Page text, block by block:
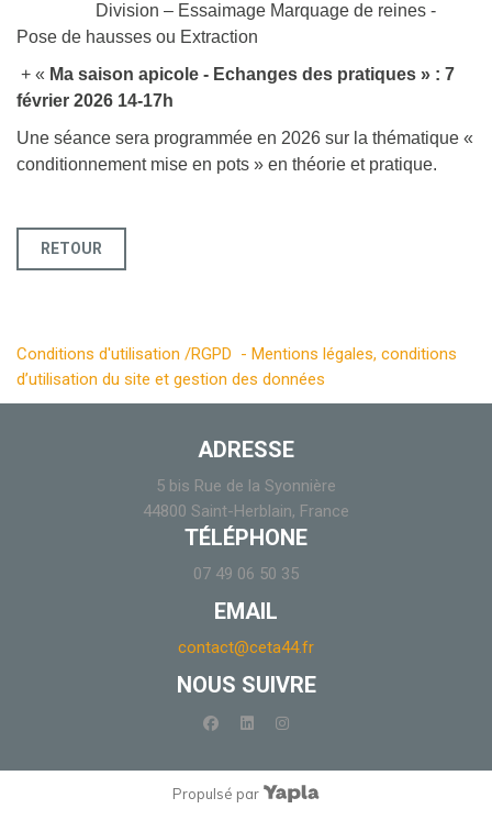
Division – Essaimage Marquage de reines -
Pose de hausses ou Extraction
+ « Ma saison apicole - Echanges des pratiques » : 7
février 2026 14-17h
Une séance sera programmée en 2026 sur la thématique «
conditionnement mise en pots » en théorie et pratique.
RETOUR
Conditions d'utilisation /RGPD - Mentions légales, conditions
d’utilisation du site et gestion des données
ADRESSE
5 bis Rue de la Syonnière
44800 Saint-Herblain, France
TÉLÉPHONE
07 49 06 50 35
EMAIL
contact@ceta44.fr
NOUS SUIVRE
facebooklinkedininstagram
Propulsé par